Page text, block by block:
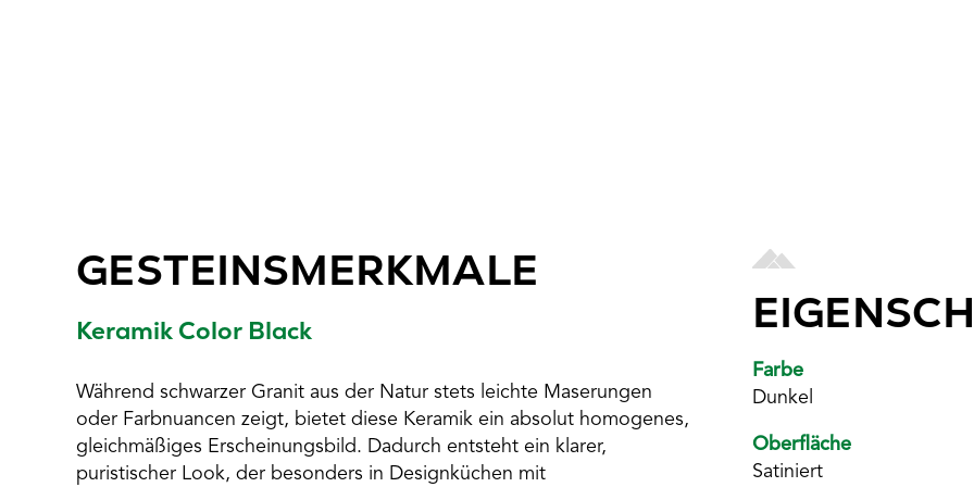
GESTEINSMERKMALE
Keramik Color Black
Während schwarzer Granit aus der Natur stets leichte Maserungen
oder Farbnuancen zeigt, bietet diese Keramik ein absolut homogenes,
gleichmäßiges Erscheinungsbild. Dadurch entsteht ein klarer,
puristischer Look, der besonders in Designküchen mit
Farbe
Dunkel
Oberfläche
Satiniert